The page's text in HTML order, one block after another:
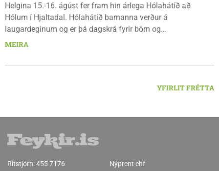
Helgina 15.-16. ágúst fer fram hin árlega Hólahátíð að
Hólum í Hjaltadal. Hólahátíð barnanna verður á
laugardeginum og er þá dagskrá fyrir börn og
fjölskyldur.Lydía Einarsdóttir svæðisstjóri æskulýðsmála og
MEIRA
YFIRLIT FRÉTTA
Ritstjórn:455 7176 Nýprent ehf